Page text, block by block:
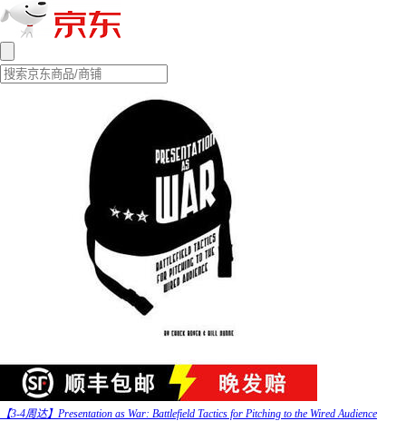
【3-4周达】Presentation as War: Battlefield Tactics for Pitching to the Wired Audience